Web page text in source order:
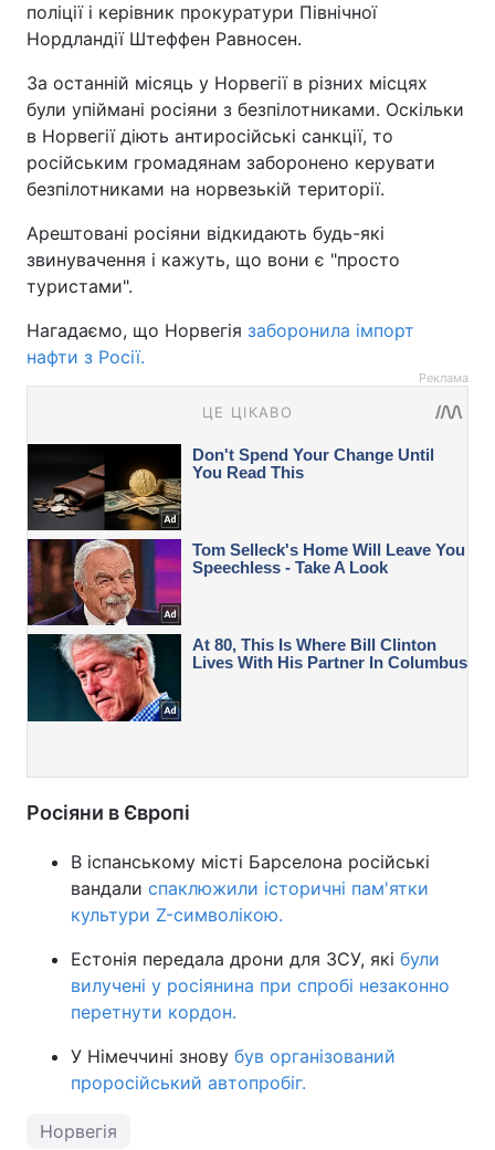
поліції і керівник прокуратури Північної
Нордландії Штеффен Равносен.
За останній місяць у Норвегії в різних місцях
були упіймані росіяни з безпілотниками. Оскільки
в Норвегії діють антиросійські санкції, то
російським громадянам заборонено керувати
безпілотниками на норвезькій території.
Арештовані росіяни відкидають будь-які
звинувачення і кажуть, що вони є "просто
туристами".
Нагадаємо, що Норвегія заборонила імпорт
нафти з Росії.
Реклама
Росіяни в Європі
В іспанському місті Барселона російські
вандали спаклюжили історичні пам'ятки
культури Z-символікою.
Естонія передала дрони для ЗСУ, які були
вилучені у росіянина при спробі незаконно
перетнути кордон.
У Німеччині знову був організований
проросійський автопробіг.
Норвегія